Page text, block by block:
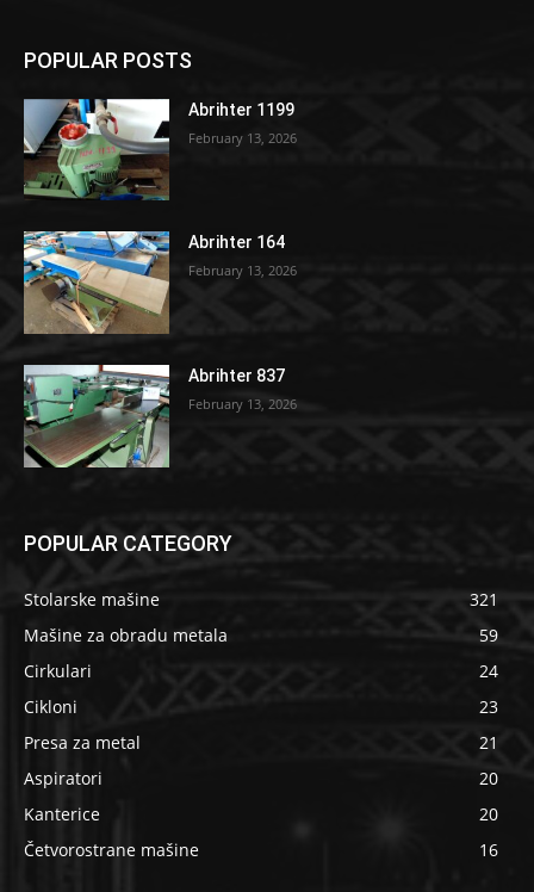
POPULAR POSTS
Abrihter 1199
February 13, 2026
Abrihter 164
February 13, 2026
Abrihter 837
February 13, 2026
POPULAR CATEGORY
Stolarske mašine
321
Mašine za obradu metala
59
Cirkulari
24
Cikloni
23
Presa za metal
21
Aspiratori
20
Kanterice
20
Četvorostrane mašine
16